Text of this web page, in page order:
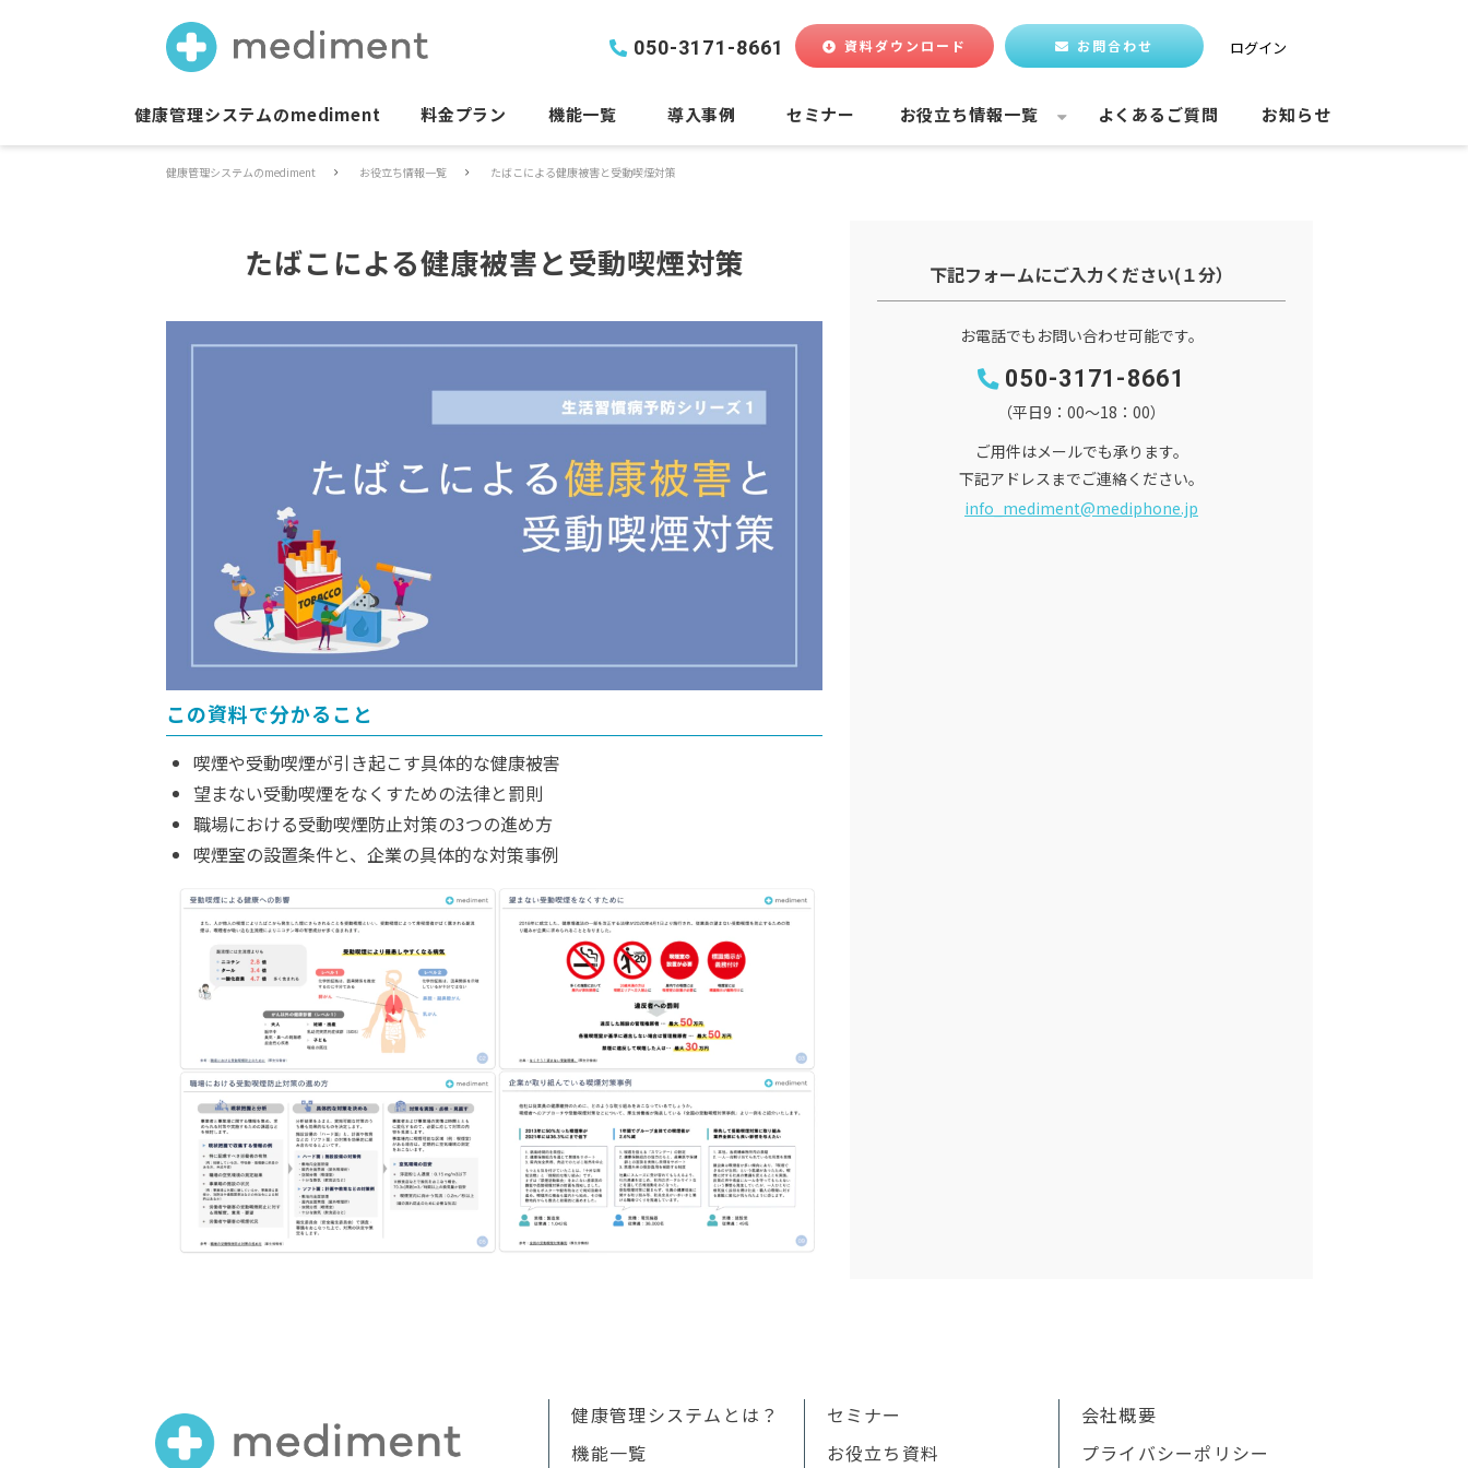
050-3171-8661 資料ダウンロード お問合わせ ログイン
健康管理システムのmediment 料金プラン 機能一覧 導入事例 セミナー お役立ち情報一覧 よくあるご質問 お知らせ
健康管理システムのmediment お役立ち情報一覧 たばこによる健康被害と受動喫煙対策
たばこによる健康被害と受動喫煙対策
この資料で分かること
喫煙や受動喫煙が引き起こす具体的な健康被害
望まない受動喫煙をなくすための法律と罰則
職場における受動喫煙防止対策の3つの進め方
喫煙室の設置条件と、企業の具体的な対策事例
下記フォームにご入力ください(１分）
お電話でもお問い合わせ可能です。
050-3171-8661
（平日9：00～18：00）
ご用件はメールでも承ります。
下記アドレスまでご連絡ください。
info_mediment@mediphone.jp
健康管理システムとは？
機能一覧
セミナー
お役立ち資料
会社概要
プライバシーポリシー